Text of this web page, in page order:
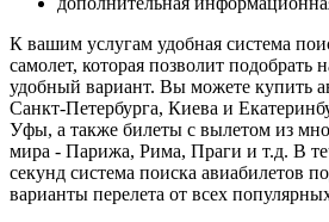
К вашим услугам удобная система
самолет, которая позволит подобрать
удобный вариант. Вы можете купить
Санкт-Петербурга, Киева и
Уфы, а также билеты с вылетом из
мира - Парижа, Рима, Праги и т.д. В
секунд система поиска авиабилетов
варианты перелета от всех